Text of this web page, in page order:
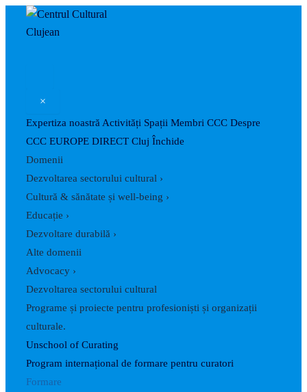
Skip
×
Expertiza noastră Activități Spații Membri CCC Despre
CCC EUROPE DIRECT Cluj Închide
Domenii
Dezvoltarea sectorului cultural ›
Cultură & sănătate și well-being ›
Educație ›
Dezvoltare durabilă ›
Alte domenii
Advocacy ›
Dezvoltarea sectorului cultural
Programe și proiecte pentru profesioniști și organizații
culturale.
Unschool of Curating
Program internațional de formare pentru curatori
Formare
Post
navigation
Caută